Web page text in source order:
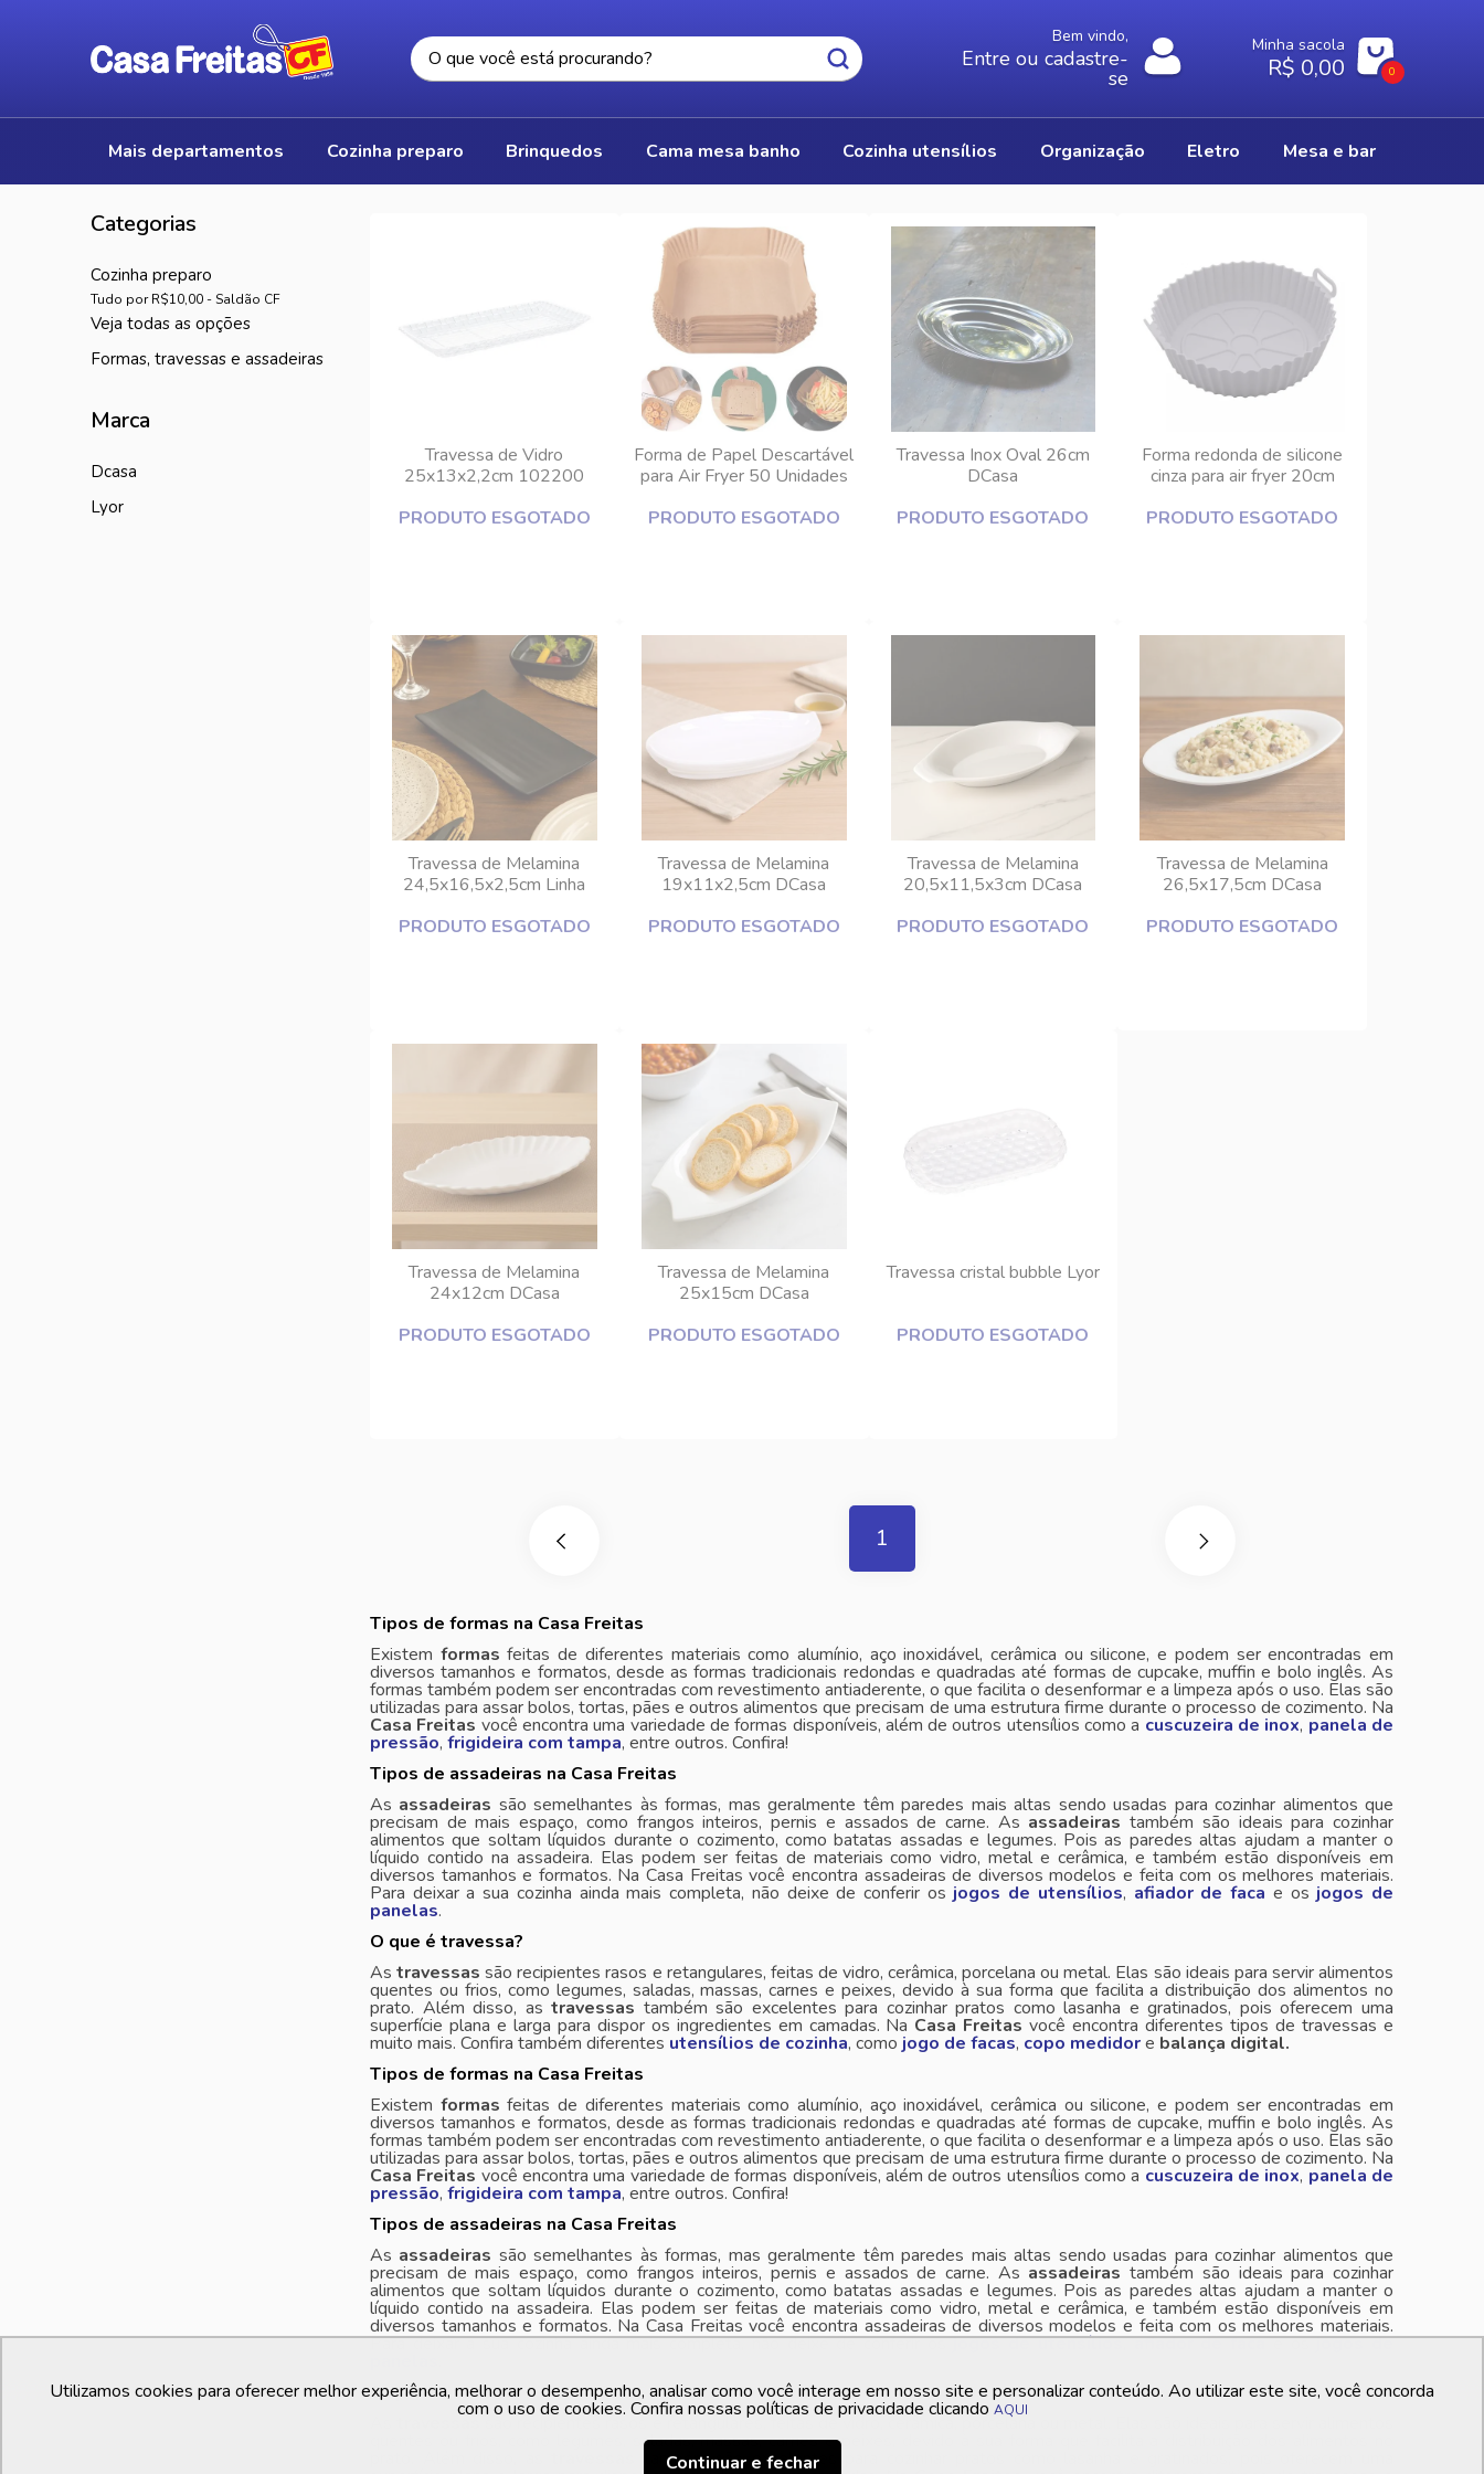
Bem vindo,
Entre ou cadastre-
se
Minha sacola
R$ 0,00 0
mais departamentos cozinha preparo brinquedos cama mesa banho cozinha utensílios organização eletro mesa e bar
cozinha preparo
Tudo por R$10,00 - Saldão CF
veja todas as opções
formas, travessas e assadeiras
Marca
dcasa
lyor
Travessa de Vidro
25x13x2,2cm 102200
PRODUTO ESGOTADO
Forma de Papel Descartável
para Air Fryer 50 Unidades
PRODUTO ESGOTADO
Travessa Inox Oval 26cm
DCasa
PRODUTO ESGOTADO
Forma redonda de silicone
cinza para air fryer 20cm
PRODUTO ESGOTADO
Travessa de Melamina
24,5x16,5x2,5cm Linha
PRODUTO ESGOTADO
Travessa de Melamina
19x11x2,5cm DCasa
PRODUTO ESGOTADO
Travessa de Melamina
20,5x11,5x3cm DCasa
PRODUTO ESGOTADO
Travessa de Melamina
26,5x17,5cm DCasa
PRODUTO ESGOTADO
Travessa de Melamina
24x12cm DCasa
PRODUTO ESGOTADO
Travessa de Melamina
25x15cm DCasa
PRODUTO ESGOTADO
Travessa cristal bubble Lyor
PRODUTO ESGOTADO
1
Tipos de formas na Casa Freitas
Existem formas feitas de diferentes materiais como alumínio, aço inoxidável, cerâmica ou silicone, e podem ser encontradas em
diversos tamanhos e formatos, desde as formas tradicionais redondas e quadradas até formas de cupcake, muffin e bolo inglês. As
formas também podem ser encontradas com revestimento antiaderente, o que facilita o desenformar e a limpeza após o uso. Elas são
utilizadas para assar bolos, tortas, pães e outros alimentos que precisam de uma estrutura firme durante o processo de cozimento. Na
Casa Freitas você encontra uma variedade de formas disponíveis, além de outros utensílios como a cuscuzeira de inox, panela de
pressão, frigideira com tampa, entre outros. Confira!
Tipos de assadeiras na Casa Freitas
As assadeiras são semelhantes às formas, mas geralmente têm paredes mais altas sendo usadas para cozinhar alimentos que
precisam de mais espaço, como frangos inteiros, pernis e assados de carne. As assadeiras também são ideais para cozinhar
alimentos que soltam líquidos durante o cozimento, como batatas assadas e legumes. Pois as paredes altas ajudam a manter o
líquido contido na assadeira. Elas podem ser feitas de materiais como vidro, metal e cerâmica, e também estão disponíveis em
diversos tamanhos e formatos. Na Casa Freitas você encontra assadeiras de diversos modelos e feita com os melhores materiais.
Para deixar a sua cozinha ainda mais completa, não deixe de conferir os jogos de utensílios, afiador de faca e os jogos de
panelas.
O que é travessa?
Astravessas são recipientes rasos e retangulares, feitas de vidro, cerâmica, porcelana ou metal. Elas são ideais para servir alimentos
quentes ou frios, como legumes, saladas, massas, carnes e peixes, devido à sua forma que facilita a distribuição dos alimentos no
prato. Além disso, astravessas também são excelentes para cozinhar pratos como lasanha e gratinados, pois oferecem uma
superfície plana e larga para dispor os ingredientes em camadas. Na Casa Freitas você encontra diferentes tipos de travessas e
muito mais. Confira também diferentes utensílios de cozinha, como jogo de facas, copo medidore balança digital.
Tipos de formas na Casa Freitas
Existem formas feitas de diferentes materiais como alumínio, aço inoxidável, cerâmica ou silicone, e podem ser encontradas em
diversos tamanhos e formatos, desde as formas tradicionais redondas e quadradas até formas de cupcake, muffin e bolo inglês. As
formas também podem ser encontradas com revestimento antiaderente, o que facilita o desenformar e a limpeza após o uso. Elas são
utilizadas para assar bolos, tortas, pães e outros alimentos que precisam de uma estrutura firme durante o processo de cozimento. Na
Casa Freitas você encontra uma variedade de formas disponíveis, além de outros utensílios como a cuscuzeira de inox, panela de
pressão, frigideira com tampa, entre outros. Confira!
Tipos de assadeiras na Casa Freitas
As assadeiras são semelhantes às formas, mas geralmente têm paredes mais altas sendo usadas para cozinhar alimentos que
precisam de mais espaço, como frangos inteiros, pernis e assados de carne. As assadeiras também são ideais para cozinhar
alimentos que soltam líquidos durante o cozimento, como batatas assadas e legumes. Pois as paredes altas ajudam a manter o
líquido contido na assadeira. Elas podem ser feitas de materiais como vidro, metal e cerâmica, e também estão disponíveis em
diversos tamanhos e formatos. Na Casa Freitas você encontra assadeiras de diversos modelos e feita com os melhores materiais.
Para deixar a sua cozinha ainda mais completa, não deixe de conferir osjogos de utensílios,afiador de facae osjogos de
O que é travessa?
são recipientes rasos e retangulares, feitas de vidro, cerâmica, porcelana ou metal. Elas são ideais para servir alimentos
quentes ou frios, como legumes, saladas, massas, carnes e peixes, devido à sua forma que facilita a distribuição dos alimentos no
também são excelentes para cozinhar pratos como lasanha e gratinados, pois oferecem uma
Utilizamos cookies para oferecer melhor experiência, melhorar o desempenho, analisar como você interage em nosso site e personalizar conteúdo. Ao utilizar este site, você concorda
com o uso de cookies. Confira nossas políticas de privacidade clicando AQUI
Continuar e fechar